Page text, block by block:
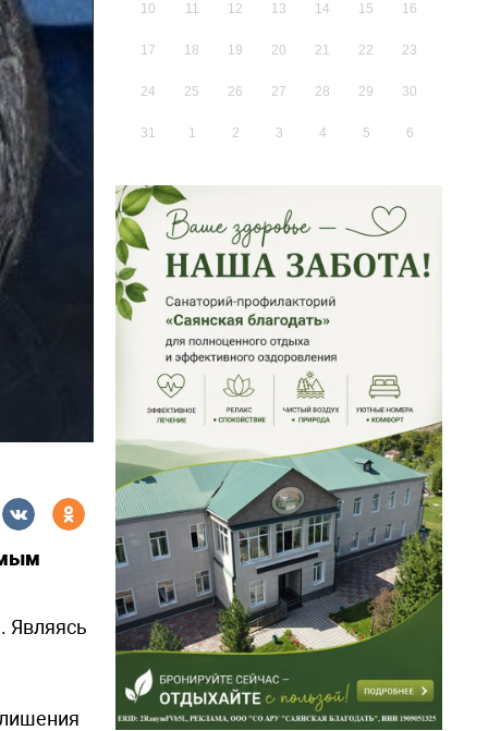
Являясь
10 11 12 13 14 15 16
17 18 19 20 21 22 23
24 25 26 27 28 29 30
31 1 2 3 4 5 6